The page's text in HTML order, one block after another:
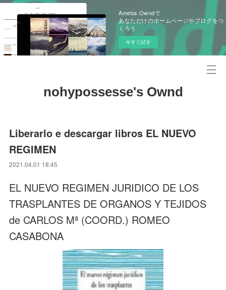
Ameba Owndで
あなただけのホームページやブログをつ
くろう
今すぐ試す
nohypossesse's Ownd
Liberarlo e descargar libros EL NUEVO
REGIMEN
2021.04.01 18:45
EL NUEVO REGIMEN JURIDICO DE LOS
TRASPLANTES DE ORGANOS Y TEJIDOS
de CARLOS Mª (COORD.) ROMEO
CASABONA